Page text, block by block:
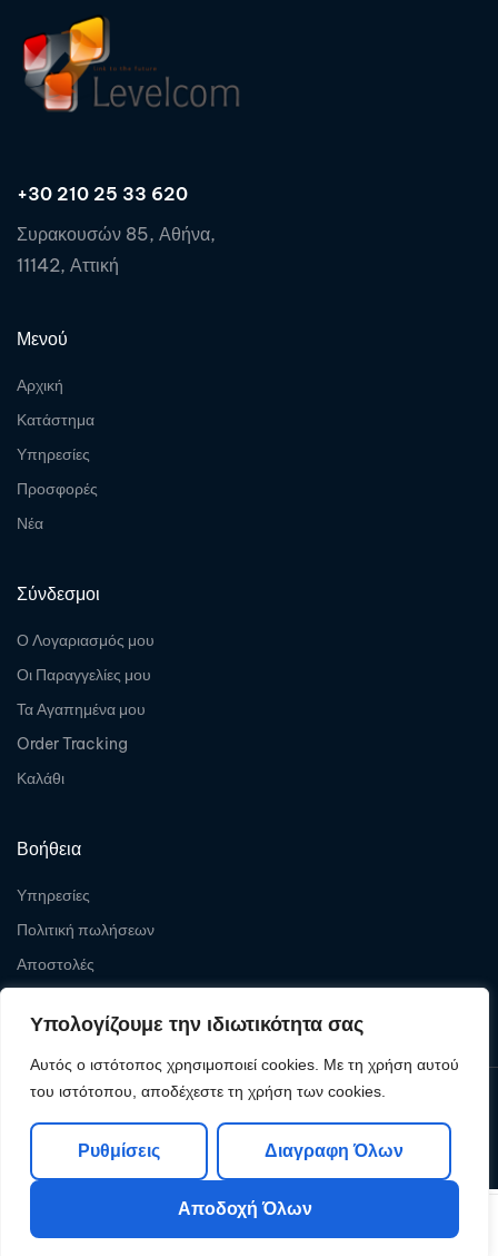
Υπολογίζουμε την ιδιωτικότητα σας
Αυτός ο ιστότοπος χρησιμοποιεί cookies. Με τη χρήση αυτού
του ιστότοπου, αποδέχεστε τη χρήση των cookies.
Ρυθμίσεις Διαγραφη Όλων
Αποδοχή Όλων
Shop My Account Search Cart
Wishlist
+30 210 25 33 620
Συρακουσών 85, Αθήνα,
11142, Αττική
Μενού
Αρχική
Κατάστημα
Υπηρεσίες
Προσφορές
Νέα
Σύνδεσμοι
Ο Λογαριασμός μου
Οι Παραγγελίες μου
Τα Αγαπημένα μου
Order Tracking
Καλάθι
Βοήθεια
Υπηρεσίες
Πολιτική πωλήσεων
Αποστολές
Copyright © 2026Levelcom| Powered by Levelcom